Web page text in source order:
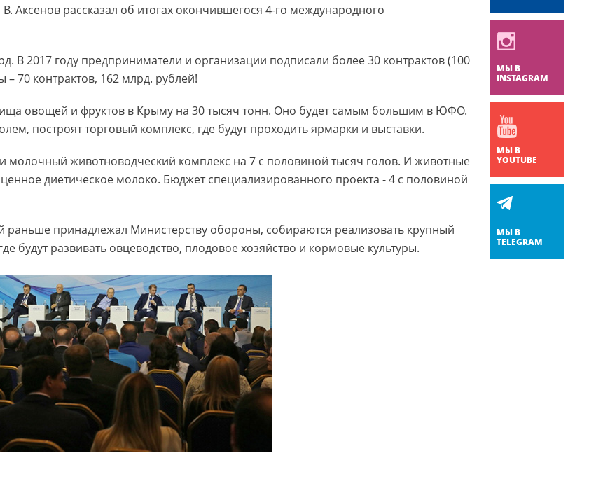
МЫ В
INSTAGRAM
МЫ В
YOUTUBE
МЫ В
TELEGRAM
Аксенов рассказал об итогах окончившегося 4-го международного
В 2017 году предприниматели и организации подписали более 30 контрактов (100
70 контрактов, 162 млрд. рублей!
овощей и фруктов в Крыму на 30 тысяч тонн. Оно будет самым большим в ЮФО.
построят торговый комплекс, где будут проходить ярмарки и выставки.
молочный животноводческий комплекс на 7 с половиной тысяч голов. И животные
диетическое молоко. Бюджет специализированного проекта - 4 с половиной
раньше принадлежал Министерству обороны, собираются реализовать крупный
будут развивать овцеводство, плодовое хозяйство и кормовые культуры.